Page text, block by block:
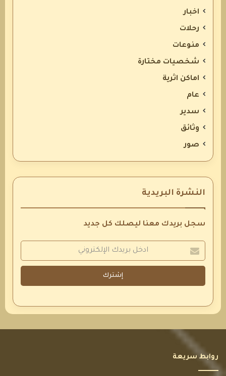
اخبار
رحلات
منوعات
شخصيات مختارة
اماكن اثرية
عام
سدير
وثائق
صور
النشرة البريدية
سجل بريدك معنا ليصلك كل جديد
إشترك
روابط سريعة